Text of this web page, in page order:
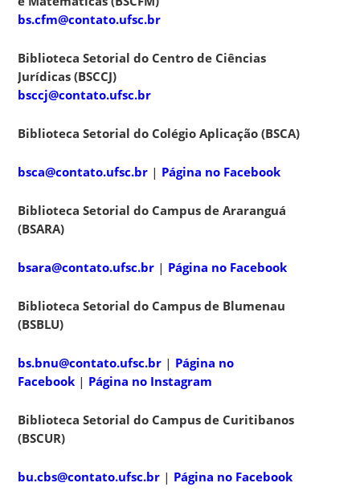
bs.cfm@contato.ufsc.br
Biblioteca Setorial do Centro de Ciências
Jurídicas (BSCCJ)
bsccj@contato.ufsc.br
Biblioteca Setorial do Colégio Aplicação (BSCA)
bsca@contato.ufsc.br | Página no Facebook
Biblioteca Setorial do Campus de Araranguá
(BSARA)
bsara@contato.ufsc.br | Página no Facebook
Biblioteca Setorial do Campus de Blumenau
(BSBLU)
bs.bnu@contato.ufsc.br | Página no
Facebook | Página no Instagram
Biblioteca Setorial do Campus de Curitibanos
(BSCUR)
bu.cbs@contato.ufsc.br | Página no Facebook